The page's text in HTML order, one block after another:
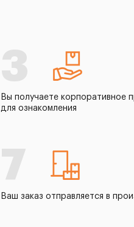
3
Вы получаете корпоративное
для ознакомления
7
Ваш заказ отправляется в